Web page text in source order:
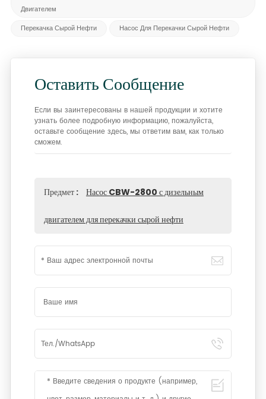
Двигателем
Перекачка Сырой Нефти
Насос Для Перекачки Сырой Нефти
Оставить Сообщение
Если вы заинтересованы в нашей продукции и хотите
узнать более подробную информацию, пожалуйста,
оставьте сообщение здесь, мы ответим вам, как только
сможем.
Предмет : Насос CBW-2800 с дизельным
двигателем для перекачки сырой нефти